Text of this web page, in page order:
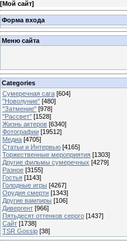
[Мой сайт]
Форма входа
Меню сайта
Categories
Сумеречная сага [604]
"Новолуние" [480]
"Затмение" [978]
"Рассвет" [1528]
Жизнь актеров [6340]
Фотографии [19512]
Медиа [4705]
Статьи и Интервью [4165]
Торжественные мероприятия [1303]
Другие фильмы сумеречных [4279]
Разное [3155]
Гостья [1143]
Голодные игры [4267]
Орудия смерти [1343]
Другие вампиры [106]
Дивергент [966]
Пятьдесят оттенков серого [1437]
Сайт [1738]
TSR Gossip [38]